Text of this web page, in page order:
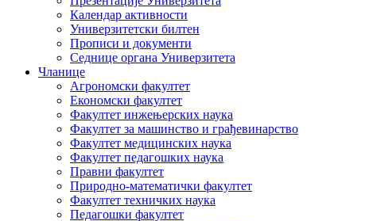
Календар активности
Универзитетски билтен
Прописи и документи
Седнице органа Универзитета
Чланице
Агрономски факултет
Економски факултет
Факултет инжењерских наука
Факултет за машинство и грађевинарство
Факултет медицинских наука
Факултет педагошких наука
Правни факултет
Природно-математички факултет
Факултет техничких наука
Педагошки факултет